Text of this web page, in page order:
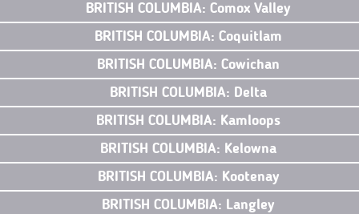
BRITISH COLUMBIA: Comox Valley
BRITISH COLUMBIA: Coquitlam
BRITISH COLUMBIA: Cowichan
BRITISH COLUMBIA: Delta
BRITISH COLUMBIA: Kamloops
BRITISH COLUMBIA: Kelowna
BRITISH COLUMBIA: Kootenay
BRITISH COLUMBIA: Langley